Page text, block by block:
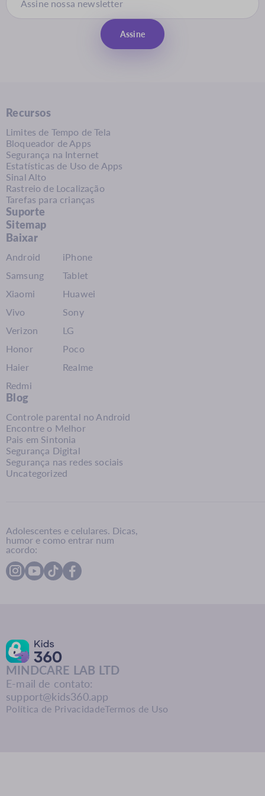
Assine
Recursos
Limites de Tempo de Tela
Bloqueador de Apps
Segurança na Internet
Estatísticas de Uso de Apps
Sinal Alto
Rastreio de Localização
Tarefas para crianças
Suporte
Sitemap
Baixar
Android
iPhone
Samsung
Tablet
Xiaomi
Huawei
Vivo
Sony
Verizon
LG
Honor
Poco
Haier
Realme
Redmi
Blog
Controle parental no Android
Encontre o Melhor
Pais em Sintonia
Segurança Digital
Segurança nas redes sociais
Uncategorized
Adolescentes e celulares. Dicas,
humor e como entrar num
acordo:
MINDCARE LAB LTD
E-mail de contato:
support@kids360.app
Política de PrivacidadeTermos de Uso